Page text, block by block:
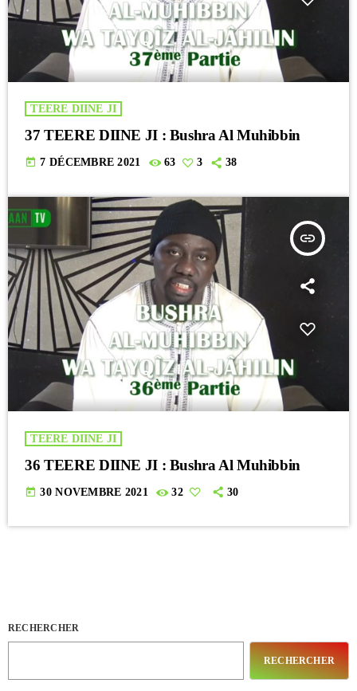
TEERE DIINE JI
37 TEERE DIINE JI : Bushra Al Muhibbin
today 7 DÉCEMBRE 2021 63 3 38
insert_link
TEERE DIINE JI
36 TEERE DIINE JI : Bushra Al Muhibbin
today 30 NOVEMBRE 2021 32 30
RECHERCHER
RECHERCHER